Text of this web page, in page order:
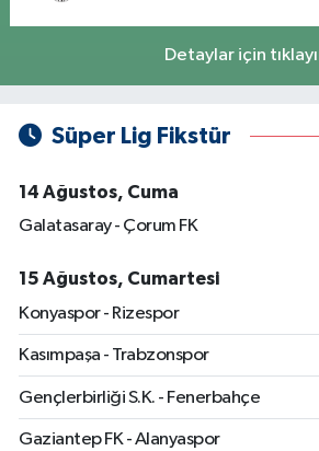
Detaylar için
Süper Lig Fikstür
14 Ağustos, Cuma
Galatasaray - Çorum FK
15 Ağustos, Cumartesi
Konyaspor - Rizespor
Kasımpaşa - Trabzonspor
Gençlerbirliği S.K. - Fenerbahçe
Gaziantep FK - Alanyaspor